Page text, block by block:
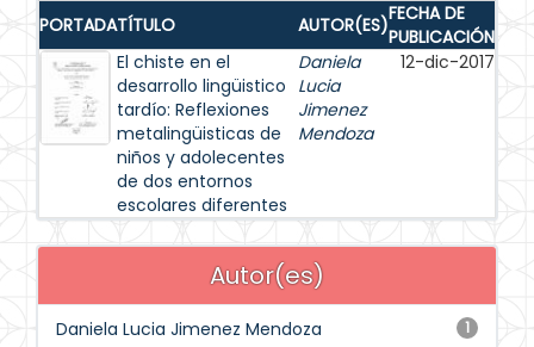
PORTADATÍTULO AUTOR(ES)FECHA DE
PUBLICACIÓN
El chiste en el
desarrollo lingüistico
tardío: Reflexiones
metalingüisticas de
niños y adolecentes
de dos entornos
escolares diferentes
Daniela
Lucia
Jimenez
Mendoza
12-dic-2017
Autor(es)
1
Daniela Lucia Jimenez Mendoza